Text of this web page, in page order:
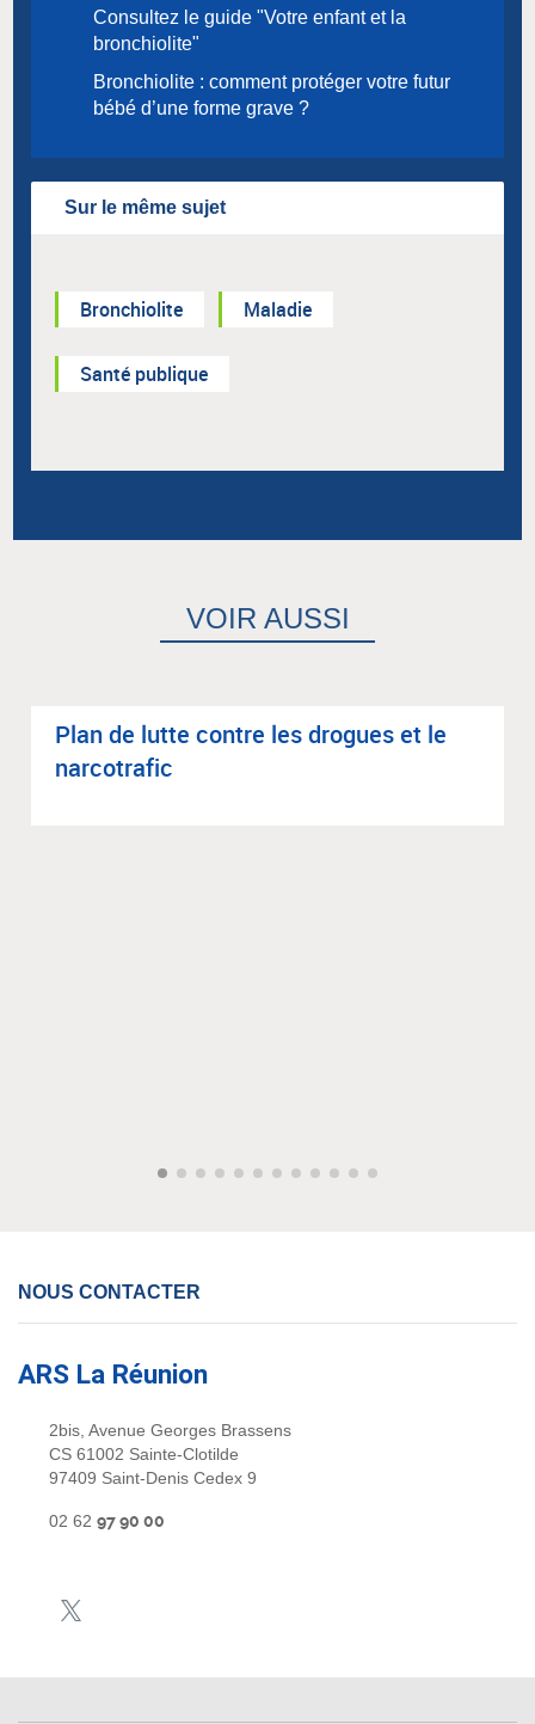
Consultez le guide "Votre enfant et la
bronchiolite"
Bronchiolite : comment protéger votre futur
bébé d’une forme grave ?
Sur le même sujet
Bronchiolite Maladie
Santé publique
VOIR AUSSI
Plan de lutte contre les drogues et le
nar­co­tra­fic
NOUS CONTACTER
ARS La Réunion
2bis, Avenue Georges Brassens
CS 61002 Sainte-Clotilde
97409 Saint-Denis Cedex 9
02 62 97 90 00